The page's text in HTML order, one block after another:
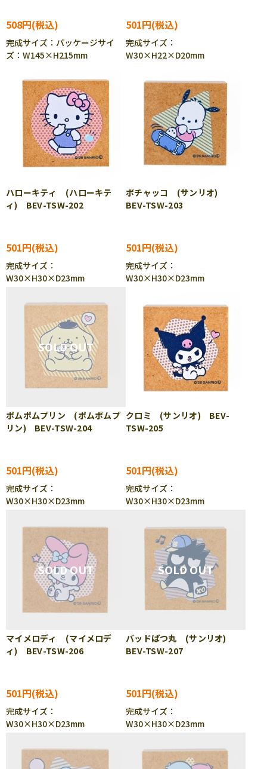
508円
完成サイズ：パッケージサイ
ズ：W145×H215mm
501円
完成サイズ：
W30×H22×D20mm
ハローキティ (ハローキテ
ィ) BEV-TSW-202
501円
完成サイズ：
W30×H30×D23mm
ポチャッコ (サンリオ)
BEV-TSW-203
501円
完成サイズ：
W30×H30×D23mm
ポムポムプリン (ポムポムプ
リン) BEV-TSW-204
501円
完成サイズ：
W30×H30×D23mm
クロミ (サンリオ) BEV-
TSW-205
501円
完成サイズ：
W30×H30×D23mm
マイメロディ (マイメロデ
ィ) BEV-TSW-206
501円
完成サイズ：
W30×H30×D23mm
バッドばつ丸 (サンリオ)
BEV-TSW-207
501円
完成サイズ：
W30×H30×D23mm